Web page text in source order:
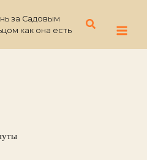
за Садовым
как она есть
Поиск